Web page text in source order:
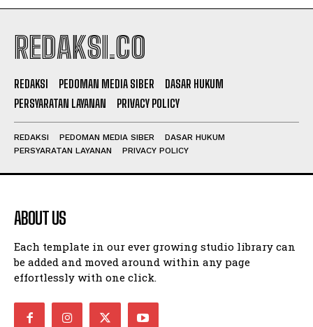
REDAKSI.CO
REDAKSI PEDOMAN MEDIA SIBER
DASAR HUKUM
PERSYARATAN LAYANAN
PRIVACY POLICY
REDAKSI PEDOMAN MEDIA SIBER
DASAR HUKUM
PERSYARATAN LAYANAN
PRIVACY POLICY
ABOUT US
Each template in our ever growing studio library can
be added and moved around within any page
effortlessly with one click.